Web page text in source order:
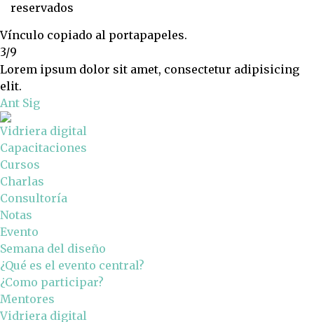
reservados
Vínculo copiado al portapapeles.
3/9
Lorem ipsum dolor sit amet, consectetur adipisicing
elit.
Ant Sig
Vidriera digital
Capacitaciones
Cursos
Charlas
Consultoría
Notas
Evento
Semana del diseño
¿Qué es el evento central?
¿Como participar?
Mentores
Vidriera digital